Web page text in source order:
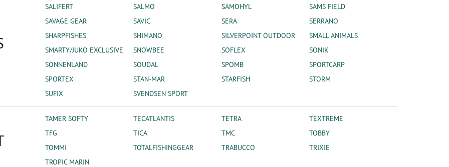
SALIFERT
SALMO SAMOHYL
SAMS FIELD
SAVAGE GEAR
SAVIC SERA
SERRANO
SHARPFISHES
SHIMANO SILVERPOINT OUTDOOR
SMALL ANIMALS
SMARTY/JUKO EXCLUSIVE
SNOWBEE SOFLEX
SONIK
SONNENLAND
SOUDAL SPOMB
SPORTCARP
SPORTEX
STAN-MAR STARFISH
STORM
SUFIX
SVENDSEN SPORT
TAMER SOFTY TECATLANTIS TETRA
TEXTREME
TFG
TICA TMC
TOBBY
TOMMI
TOTALFISHINGGEAR TRABUCCO
TRIXIE
TROPIC MARIN